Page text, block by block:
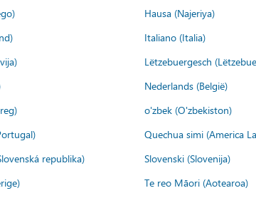
Hausa (Najeriya)
Italiano (Italia)
Lëtzebuergesch
Nederlands (België)
o'zbek (O'zbekiston)
Quechua simi (America
republika)
Slovenski (Slovenija)
Te reo Māori (Aotearoa)